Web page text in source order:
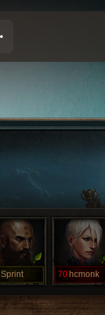
Sprint 70 hcmonk